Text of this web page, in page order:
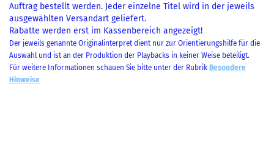
Auftrag bestellt werden. Jeder einzelne Titel wird in der jeweils
ausgewählten Versandart geliefert.
Rabatte werden erst im Kassenbereich angezeigt!
Der jeweils genannte Originalinterpret dient nur zur Orientierungshilfe für die
Auswahl und ist an der Produktion der Playbacks in keiner Weise beteiligt.
Für weitere Informationen schauen Sie bitte unter der Rubrik Besondere
Hinweise